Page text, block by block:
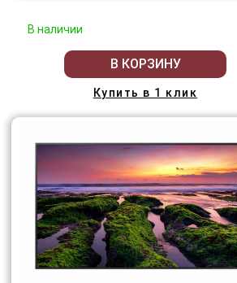
В наличии
В КОРЗИНУ
Купить в 1 клик